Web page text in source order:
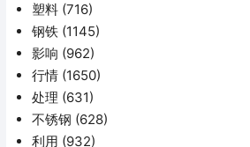
塑料 (716)
钢铁 (1145)
影响 (962)
行情 (1650)
处理 (631)
不锈钢 (628)
利用 (932)